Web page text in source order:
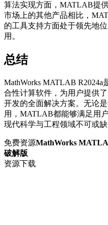
算法实现方面，MATLAB提
市场上的其他产品相比，
的工具支持方面处于领先地
用。
总结
MathWorks MATLAB
合性计算软件，为用户提供
开发的全面解决方案。无论
用，MATLAB都能够满足用
现代科学与工程领域不可或缺
免费资源MathWorks
破解版
资源下载